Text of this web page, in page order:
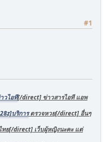
#1
วไอที[/direct] ข่าวสารไอที แอพ
บริการตรวจหวย[/direct] อื่นๆ
ทย[/direct] เว็บผู้หญิงนะคะ แต่